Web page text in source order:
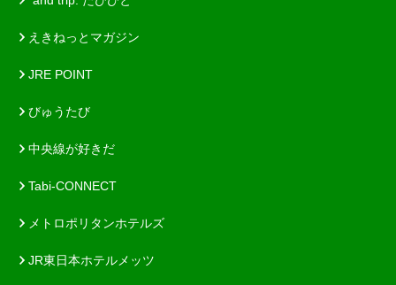
えきねっとマガジン
JRE POINT
びゅうたび
中央線が好きだ
Tabi-CONNECT
メトロポリタンホテルズ
JR東日本ホテルメッツ